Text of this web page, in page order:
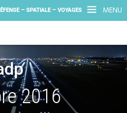
MENU
– SPATIALE – VOYAGES
2016